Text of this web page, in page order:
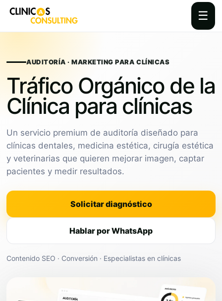
☰
contentAUDITORÍA · MARKETING PARA CLÍNICAS
Tráfico Orgánico de la
Clínica para clínicas
Un servicio premium de auditoría diseñado para
clínicas dentales, medicina estética, cirugía estética
y veterinarias que quieren mejorar imagen, captar
pacientes y medir resultados.
Solicitar diagnóstico
Hablar por WhatsApp
Contenido SEO · Conversión · Especialistas en clínicas